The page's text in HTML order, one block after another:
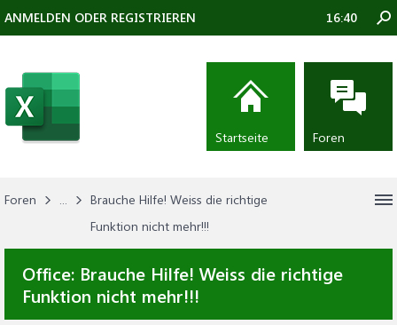
Foren ...
Brauche Hilfe! Weiss die richtige
Funktion nicht mehr!!!
Office: Brauche Hilfe! Weiss die richtige
Funktion nicht mehr!!!
ANMELDEN ODER REGISTRIEREN 16:40
Startseite Foren